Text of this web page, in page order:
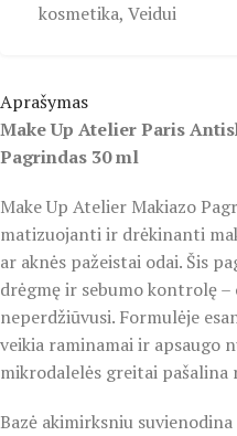
kosmetika, Veidui
Aprašymas
Make Up Atelier Paris
Pagrindas 30 ml
Make Up Atelier Makiazo
matizuojanti ir drėkinanti
ar aknės pažeistai odai. Šis
drėgmę ir sebumo kontrolę –
neperdžiūvusi. Formulėje
veikia raminamai ir apsaugo
mikrodalelės greitai
Bazė akimirksniu